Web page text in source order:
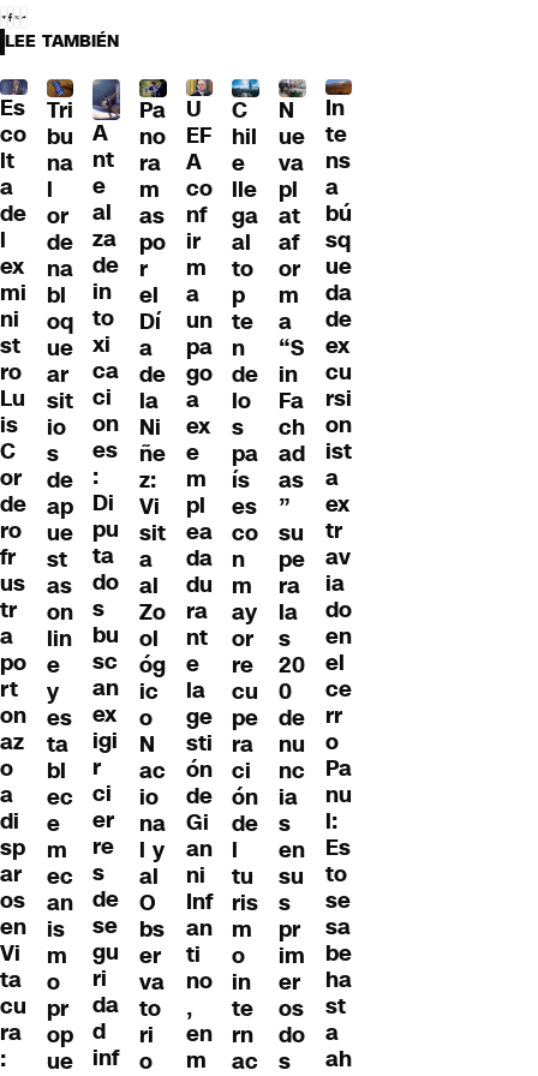
LEE TAMBIÉN
Es
co
lt
a
de
l
ex
mi
ni
st
ro
Lu
is
C
or
de
ro
fr
us
tr
a
po
rt
on
az
o
a
di
sp
ar
os
en
Vi
ta
cu
ra
:
Tri
bu
na
l
or
de
na
bl
oq
ue
ar
sit
io
s
de
ap
ue
st
as
on
lin
e
y
es
ta
bl
ec
e
m
ec
an
is
m
o
pr
op
ue
A
nt
e
al
za
de
in
to
xi
ca
ci
on
es
:
Di
pu
ta
do
s
bu
sc
an
ex
igi
r
ci
er
re
s
de
se
gu
ri
da
d
inf
Pa
no
ra
m
as
po
r
el
Dí
a
de
la
Ni
ñe
z:
Vi
sit
a
al
Zo
ol
óg
ic
o
N
ac
io
na
l y
al
O
bs
er
va
to
ri
o
U
EF
A
co
nf
ir
m
a
un
pa
go
a
ex
e
m
pl
ea
da
du
ra
nt
e
la
ge
sti
ón
de
Gi
an
ni
Inf
an
ti
no
,
en
m
C
hil
e
lle
ga
al
to
p
te
n
de
lo
s
pa
ís
es
co
n
m
ay
or
re
cu
pe
ra
ci
ón
de
l
tu
ris
m
o
in
te
rn
ac
N
ue
va
pl
at
af
or
m
a
“S
in
Fa
ch
ad
as
”
su
pe
ra
la
s
20
0
de
nu
nc
ia
s
en
su
s
pr
im
er
os
do
s
In
te
ns
a
bú
sq
ue
da
de
ex
cu
rsi
on
ist
a
ex
tr
av
ia
do
en
el
ce
rr
o
Pa
nu
l:
Es
to
se
sa
be
ha
st
a
ah